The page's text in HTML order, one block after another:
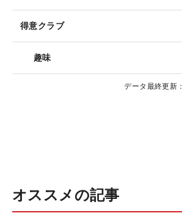
得意クラブ
趣味
データ最終更新：
オススメの記事